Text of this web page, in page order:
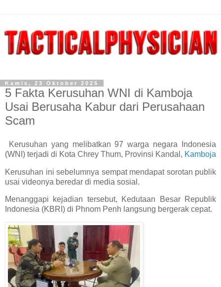
Kamis, 23 Oktober 2025
5 Fakta Kerusuhan WNI di Kamboja
Usai Berusaha Kabur dari Perusahaan
Scam
Kerusuhan yang melibatkan 97 warga negara Indonesia
(WNI) terjadi di Kota Chrey Thum, Provinsi Kandal, Kamboja
Kerusuhan ini sebelumnya sempat mendapat sorotan publik
usai videonya beredar di media sosial.
Menanggapi kejadian tersebut, Kedutaan Besar Republik
Indonesia (KBRI) di Phnom Penh langsung bergerak cepat.